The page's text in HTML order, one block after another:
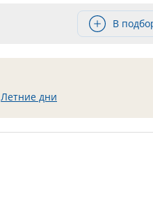
В
Летние дни